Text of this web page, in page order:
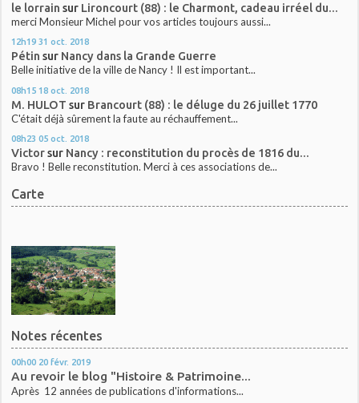
le lorrain sur Lironcourt (88) : le Charmont, cadeau irréel du...
merci Monsieur Michel pour vos articles toujours aussi...
12h19 31 oct. 2018
Pétin sur Nancy dans la Grande Guerre
Belle initiative de la ville de Nancy ! Il est important...
08h15 18 oct. 2018
M. HULOT sur Brancourt (88) : le déluge du 26 juillet 1770
C'était déjà sûrement la faute au réchauffement...
08h23 05 oct. 2018
Victorsur Nancy : reconstitution du procès de 1816 du...
Bravo ! Belle reconstitution. Merci à ces associations de...
Carte
Notes récentes
00h00 20 févr. 2019
Au revoir le blog "Histoire & Patrimoine...
Après 12 années de publications d'informations...